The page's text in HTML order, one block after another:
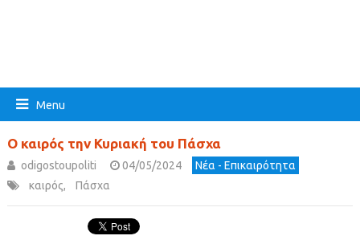
Menu
Ο καιρός την Κυριακή του Πάσχα
odigostoupoliti 04/05/2024
Νέα - Επικαιρότητα
καιρός, Πάσχα